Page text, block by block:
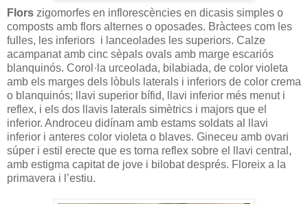
Flors zigomorfes en inflorescències en dicasis simples o
composts amb flors alternes o oposades. Bràctees com les
fulles, les inferiors i lanceolades les superiors. Calze
acampanat amb cinc sèpals ovals amb marge escariós
blanquinós. Corol·la urceolada, bilabiada, de color violeta
amb els marges dels lòbuls laterals i inferiors de color crema
o blanquinós; llavi superior bífid, llavi inferior més menut i
reflex, i els dos llavis laterals simètrics i majors que el
inferior. Androceu didínam amb estams soldats al llavi
inferior i anteres color violeta o blaves. Gineceu amb ovari
súper i estil erecte que es torna reflex sobre el llavi central,
amb estigma capitat de jove i bilobat després. Floreix a la
primavera i l’estiu.